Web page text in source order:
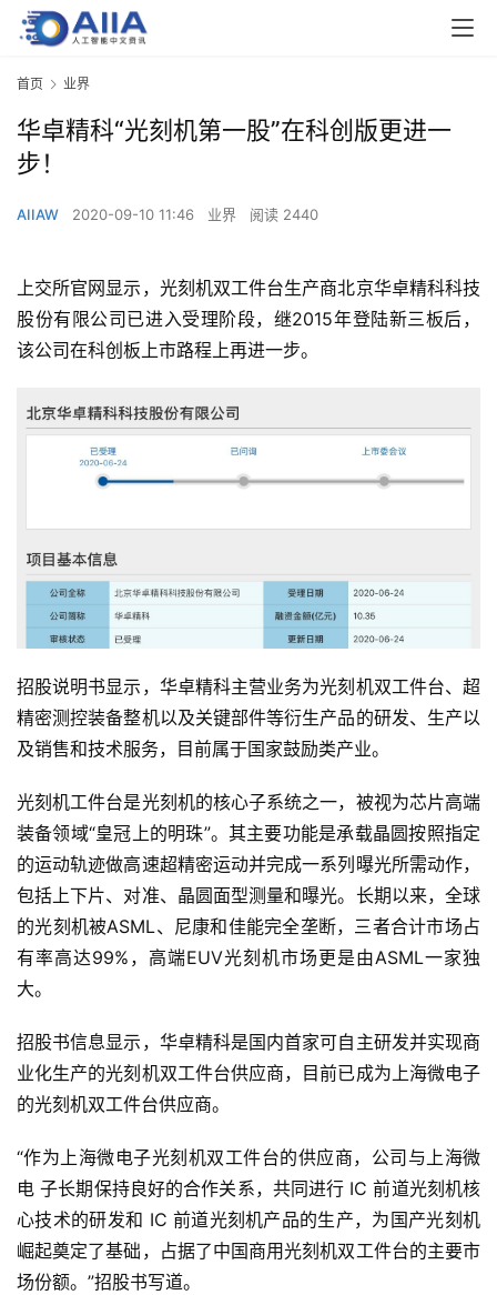
首页 业界
华卓精科“光刻机第一股”在科创版更进一
步！
AIIAW 2020-09-10 11:46 业界 阅读 2440
上交所官网显示，光刻机双工件台生产商北京华卓精科科技
股份有限公司已进入受理阶段，继2015年登陆新三板后，
该公司在科创板上市路程上再进一步。
招股说明书显示，华卓精科主营业务为光刻机双工件台、超
精密测控装备整机以及关键部件等衍生产品的研发、生产以
及销售和技术服务，目前属于国家鼓励类产业。
光刻机工件台是光刻机的核心子系统之一，被视为芯片高端
装备领域“皇冠上的明珠”。其主要功能是承载晶圆按照指定
的运动轨迹做高速超精密运动并完成一系列曝光所需动作，
包括上下片、对准、晶圆面型测量和曝光。长期以来，全球
的光刻机被ASML、尼康和佳能完全垄断，三者合计市场占
有率高达99%，高端EUV光刻机市场更是由ASML一家独
大。
招股书信息显示，华卓精科是国内首家可自主研发并实现商
业化生产的光刻机双工件台供应商，目前已成为上海微电子
的光刻机双工件台供应商。
“作为上海微电子光刻机双工件台的供应商，公司与上海微
电 子长期保持良好的合作关系，共同进行 IC 前道光刻机核
心技术的研发和 IC 前道光刻机产品的生产，为国产光刻机
崛起奠定了基础，占据了中国商用光刻机双工件台的主要市
场份额。”招股书写道。